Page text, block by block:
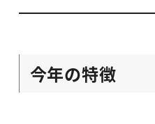
今年の特徴